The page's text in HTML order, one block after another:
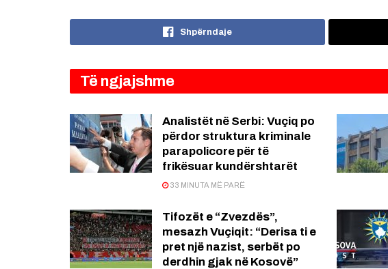
Shpërndaje
Të ngjajshme
Analistët në Serbi: Vuçiq po
përdor struktura kriminale
parapolicore për të
frikësuar kundërshtarët
33 MINUTA MË PARË
Tifozët e “Zvezdës”,
mesazh Vuçiqit: “Derisa ti e
pret një nazist, serbët po
derdhin gjak në Kosovë”